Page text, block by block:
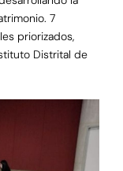
7
priorizados,
Distrital de